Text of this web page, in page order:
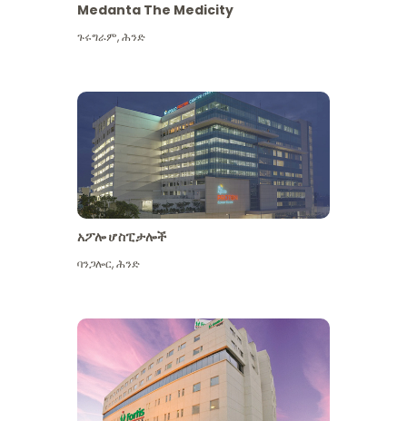
Medanta The Medicity
ጉሩግራም,ሕንድ
አፖሎ ሆስፒታሎች
ባንጋሎር,ሕንድ